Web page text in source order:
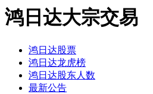
鸿日达大宗交易
鸿日达股票
鸿日达龙虎榜
鸿日达股东人数
最新公告